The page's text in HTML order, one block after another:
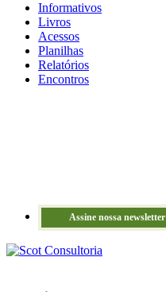
Informativos
Livros
Acessos
Planilhas
Relatórios
Encontros
Assine nossa newsletter